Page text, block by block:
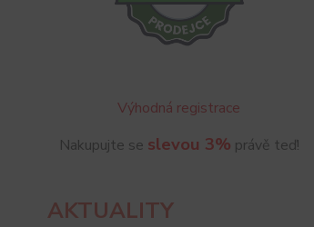
Výhodná registrace
Nakupujte se slevou 3% právě teď!
AKTUALITY